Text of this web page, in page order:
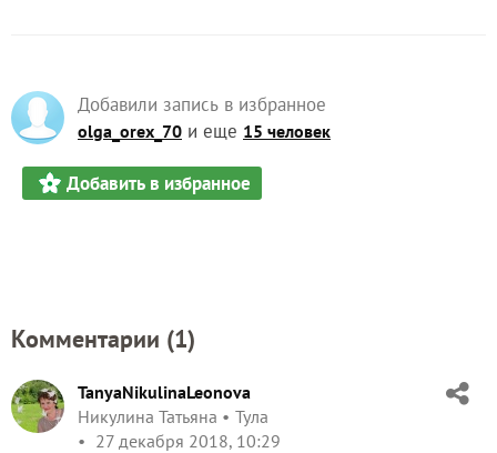
Добавили запись в избранное
olga_orex_70 и еще 15 человек
Добавить в избранное
Комментарии (1)
TanyaNikulinaLeonova
Никулина Татьяна
Тула
27 декабря 2018, 10:29